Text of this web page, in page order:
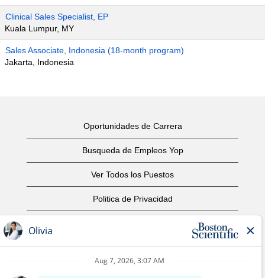
Clinical Sales Specialist, EP
Kuala Lumpur, MY
Sales Associate, Indonesia (18-month program)
Jakarta, Indonesia
Oportunidades de Carrera
Busqueda de Empleos Yop
Ver Todos los Puestos
Politica de Privacidad
Aviso de Derechos de Autor